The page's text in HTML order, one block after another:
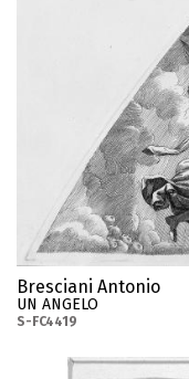
Bresciani Antonio
UN ANGELO
S-FC4419